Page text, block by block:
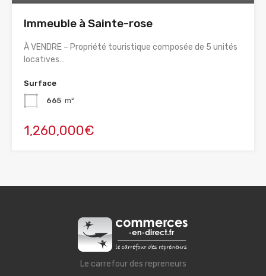
Immeuble à Sainte-rose
À VENDRE – Propriété touristique composée de 5 unités
locatives…
Surface
665 m²
1,260,000€
Le carrefour des repreneurs